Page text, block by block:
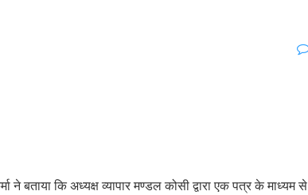
बताया कि अध्यक्ष व्यापार मण्डल कोसी द्वारा एक पत्र के माध्यम से